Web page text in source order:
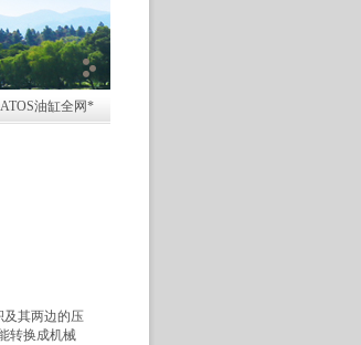
油缸全网*
及其两边的压
转换成机械